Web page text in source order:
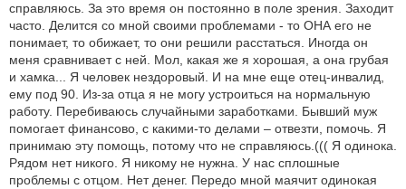
справляюсь. За это время он постоянно в поле зрения. Заходит
часто. Делится со мной своими проблемами - то ОНА его не
понимает, то обижает, то они решили расстаться. Иногда он
меня сравнивает с ней. Мол, какая же я хорошая, а она грубая
и хамка... Я человек нездоровый. И на мне еще отец-инвалид,
ему под 90. Из-за отца я не могу устроиться на нормальную
работу. Перебиваюсь случайными заработками. Бывший муж
помогает финансово, с какими-то делами – отвезти, помочь. Я
принимаю эту помощь, потому что не справляюсь.((( Я одинока.
Рядом нет никого. Я никому не нужна. У нас сплошные
проблемы с отцом. Нет денег. Передо мной маячит одинокая